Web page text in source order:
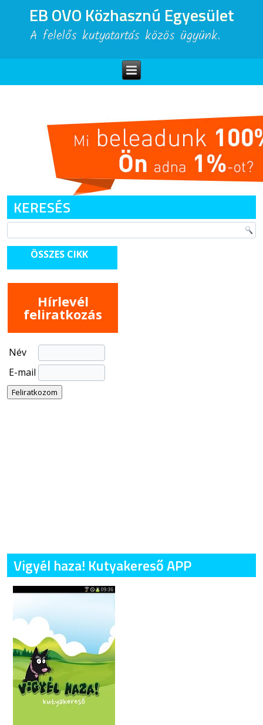
EB OVO Közhasznú Egyesület
A felelős kutyatartás közös ügyünk.
KERESÉS
ÖSSZES CIKK
Hírlevél
feliratkozás
Név
E-mail
Vigyél haza! Kutyakereső APP